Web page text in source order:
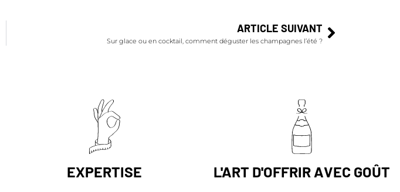
ARTICLE SUIVANT
Sur glace ou en cocktail, comment déguster les champagnes l’été ?
EXPERTISE L'ART D'OFFRIR AVEC GOÛT